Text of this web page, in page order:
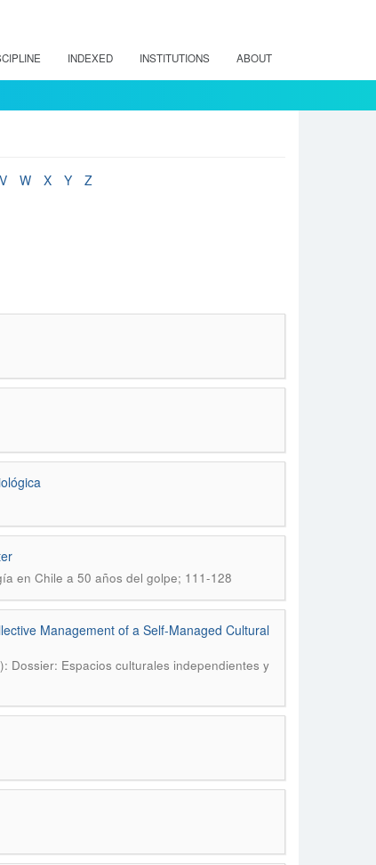
INDEXED INSTITUTIONS ABOUT
V W X Y Z
en Chile a 50 años del golpe; 111-128
Management of a Self-Managed Cultural
Dossier: Espacios culturales independientes y